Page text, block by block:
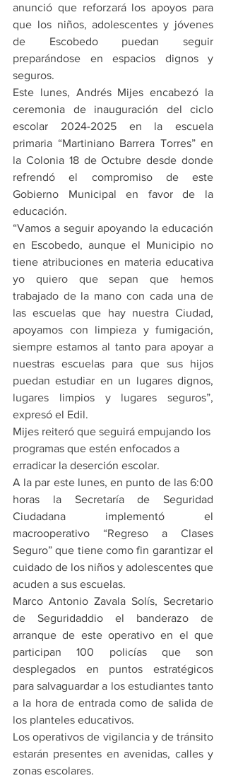
anunció que reforzará los apoyos para
que los niños, adolescentes y jóvenes
de Escobedo puedan seguir
preparándose en espacios dignos y
seguros.
Este lunes, Andrés Mijes encabezó la
ceremonia de inauguración del ciclo
escolar 2024-2025 en la escuela
primaria “Martiniano Barrera Torres” en
la Colonia 18 de Octubre desde donde
refrendó el compromiso de este
Gobierno Municipal en favor de la
educación.
“Vamos a seguir apoyando la educación
en Escobedo, aunque el Municipio no
tiene atribuciones en materia educativa
yo quiero que sepan que hemos
trabajado de la mano con cada una de
las escuelas que hay nuestra Ciudad,
apoyamos con limpieza y fumigación,
siempre estamos al tanto para apoyar a
nuestras escuelas para que sus hijos
puedan estudiar en un lugares dignos,
lugares limpios y lugares seguros”,
expresó el Edil.
Mijes reiteró que seguirá empujando los
programas que estén enfocados a
erradicar la deserción escolar.
A la par este lunes, en punto de las 6:00
horas la Secretaría de Seguridad
Ciudadana implementó el
macrooperativo “Regreso a Clases
Seguro” que tiene como fin garantizar el
cuidado de los niños y adolescentes que
acuden a sus escuelas.
Marco Antonio Zavala Solís, Secretario
de Seguridaddio el banderazo de
arranque de este operativo en el que
participan 100 policías que son
desplegados en puntos estratégicos
para salvaguardar a los estudiantes tanto
a la hora de entrada como de salida de
los planteles educativos.
Los operativos de vigilancia y de tránsito
estarán presentes en avenidas, calles y
zonas escolares.